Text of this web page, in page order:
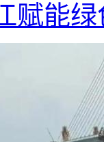
赋能